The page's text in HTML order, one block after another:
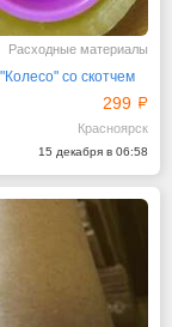
Расходные материалы
со скотчем
299
Красноярск
15 декабря в 06:58